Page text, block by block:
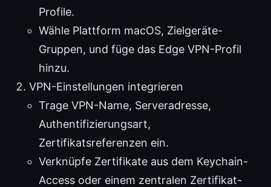
Profile.
Wähle Plattform macOS, Zielgeräte-
Gruppen, und füge das Edge VPN-Profil
hinzu.
VPN-Einstellungen integrieren
Trage VPN-Name, Serveradresse,
Authentifizierungsart,
Zertifikatsreferenzen ein.
Verknüpfe Zertifikate aus dem Keychain-
Access oder einem zentralen Zertifikat-